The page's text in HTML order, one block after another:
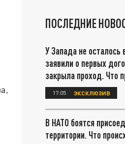
ПОСЛЕДНИЕ
У Запада не
заявили о первых
закрыла проход. Что
17:05 ЭКСКЛЮЗИВ
В НАТО боятся
территории. Что